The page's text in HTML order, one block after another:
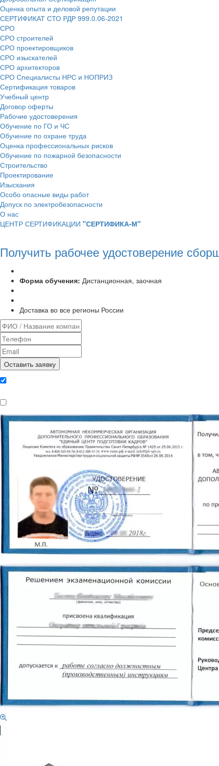
Оценка опыта и деловой репутации
СЕРТИФИКАТ СТО РДР 999.0.06-2021
СРО
СРО строителей
СРО проектировщиков
СРО изыскателей
СРО архитекторов
СРО Специалисты НРС и НОПРИЗ
Сертификация товаров
Учебный центр
Договор оферты
Рабочие удостоверения
Обучение по ГО и ЧС
Обучение по охране труда
Оценка профессиональных рисков
Обучение по пожарной безопасности
Строительство
Проектирование
Изыскания
Особо опасные виды работ
Допуск по электробезопасности
О нас
ЦЕНТР СЕРТИФИКАЦИИ "СЕРТИФИКА-М"
Получить рабочее удостоверение
Форма обучения: Дистанционная, заочная
Доставка во все регионы России